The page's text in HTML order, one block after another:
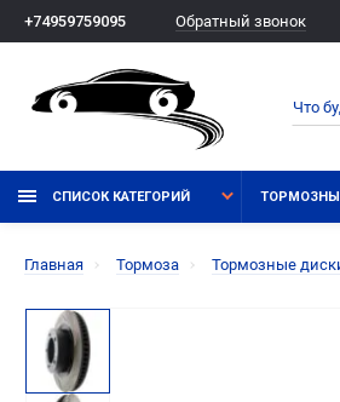
+74959759095 Обратный звонок
СПИСОК КАТЕГОРИЙ
Главная Тормоза Тормозные